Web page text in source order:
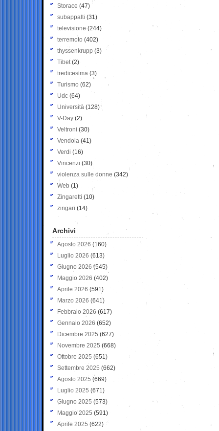
Storace (47)
subappalti (31)
televisione(244)
terremoto (402)
thyssenkrupp (3)
Tibet(2)
tredicesima (3)
Turismo (62)
Udc (64)
Università (128)
V-Day (2)
Veltroni (30)
Vendola (41)
Verdi (16)
Vincenzi (30)
violenza sulle donne (342)
Web (1)
Zingaretti (10)
zingari (14)
Archivi
Agosto 2026 (160)
Luglio 2026 (613)
Giugno 2026 (545)
Maggio 2026 (402)
Aprile 2026 (591)
Marzo 2026 (641)
Febbraio 2026 (617)
Gennaio 2026 (652)
Dicembre 2025 (627)
Novembre 2025 (668)
Ottobre 2025 (651)
Settembre 2025 (662)
Agosto 2025 (669)
Luglio 2025 (671)
Giugno 2025 (573)
Maggio 2025 (591)
Aprile 2025 (622)